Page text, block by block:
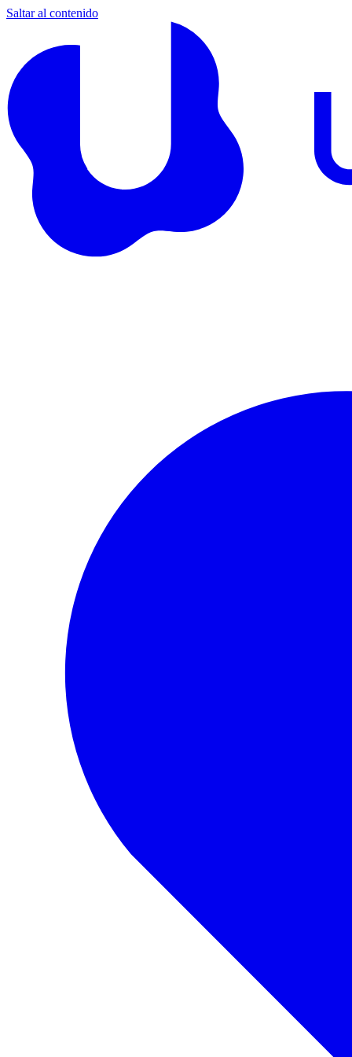
Saltar al contenido